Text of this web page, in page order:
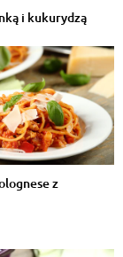
i kukurydzą
z